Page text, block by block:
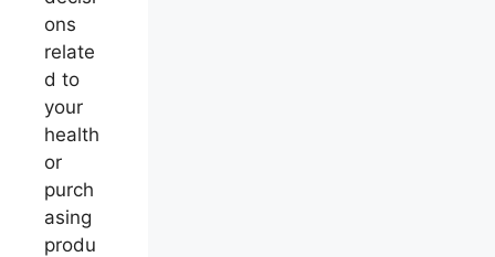
ons
relate
d to
your
health
or
purch
asing
produ